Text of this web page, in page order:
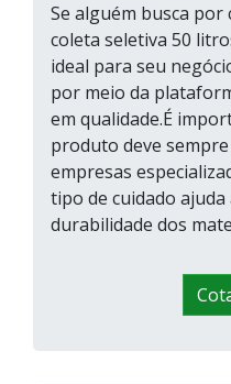
Se alguém busca
coleta seletiva 50
ideal para seu
por meio da
em qualidade.É
produto deve
empresas
tipo de cuidado
durabilidade dos